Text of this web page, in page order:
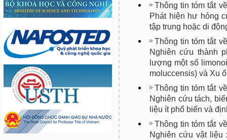
Thông tin tóm tắt
Phát hiện hư hỏng
tập trung hoặc di
Thông tin tóm tắt
Nghiên cứu thành
lượng một số
moluccensis) và Xu
Thông tin tóm tắt
Nghiên cứu tách,
liệu ít phổ biến và
Thông tin tóm tắt
Nghiên cứu vật